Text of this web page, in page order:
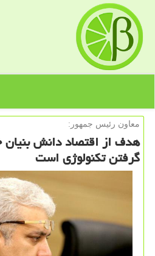
معاون رئیس جمهور:
هدف از اقتصاد دانش بنیان
گرفتن تكنولوژی است